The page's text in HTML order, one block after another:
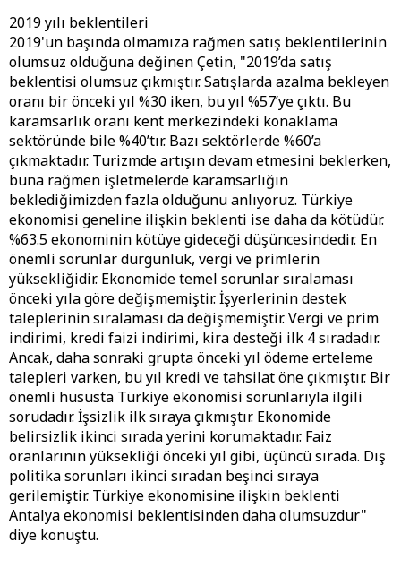
2019 yılı beklentileri
2019'un başında olmamıza rağmen satış beklentilerinin
olumsuz olduğuna değinen Çetin, "2019’da satış
beklentisi olumsuz çıkmıştır. Satışlarda azalma bekleyen
oranı bir önceki yıl %30 iken, bu yıl %57’ye çıktı. Bu
karamsarlık oranı kent merkezindeki konaklama
sektöründe bile %40’tır. Bazı sektörlerde %60’a
çıkmaktadır. Turizmde artışın devam etmesini beklerken,
buna rağmen işletmelerde karamsarlığın
beklediğimizden fazla olduğunu anlıyoruz. Türkiye
ekonomisi geneline ilişkin beklenti ise daha da kötüdür.
%63.5 ekonominin kötüye gideceği düşüncesindedir. En
önemli sorunlar durgunluk, vergi ve primlerin
yüksekliğidir. Ekonomide temel sorunlar sıralaması
önceki yıla göre değişmemiştir. İşyerlerinin destek
taleplerinin sıralaması da değişmemiştir. Vergi ve prim
indirimi, kredi faizi indirimi, kira desteği ilk 4 sıradadır.
Ancak, daha sonraki grupta önceki yıl ödeme erteleme
talepleri varken, bu yıl kredi ve tahsilat öne çıkmıştır. Bir
önemli hususta Türkiye ekonomisi sorunlarıyla ilgili
sorudadır. İşsizlik ilk sıraya çıkmıştır. Ekonomide
belirsizlik ikinci sırada yerini korumaktadır. Faiz
oranlarının yüksekliği önceki yıl gibi, üçüncü sırada. Dış
politika sorunları ikinci sıradan beşinci sıraya
gerilemiştir. Türkiye ekonomisine ilişkin beklenti
Antalya ekonomisi beklentisinden daha olumsuzdur"
diye konuştu.